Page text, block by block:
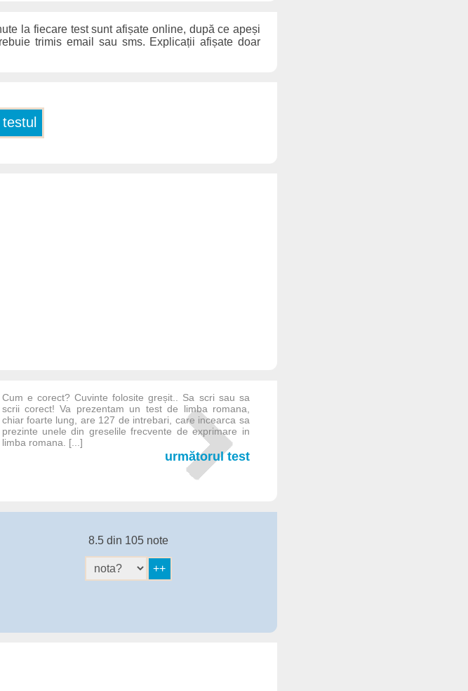
la fiecare test sunt afișate online, după ce apeși
trimis email sau sms. Explicații afișate doar
Cum e corect? Cuvinte folosite greșit.. Sa scri sau sa
scrii corect! Va prezentam un test de limba romana,
chiar foarte lung, are 127 de intrebari, care incearca sa
prezinte unele din greselile frecvente de exprimare in
limba romana. [...]
următorul test
8.5 din 105 note